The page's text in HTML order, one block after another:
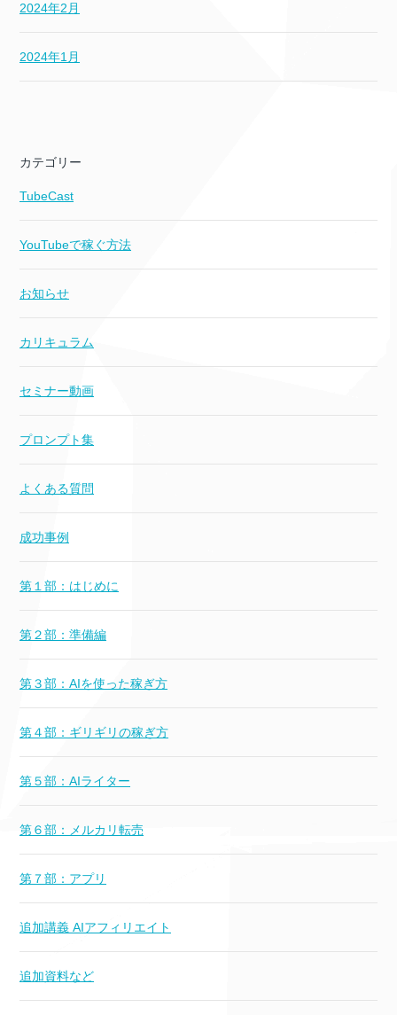
2024年2月
2024年1月
カテゴリー
TubeCast
YouTubeで稼ぐ方法
お知らせ
カリキュラム
セミナー動画
プロンプト集
よくある質問
成功事例
第１部：はじめに
第２部：準備編
第３部：AIを使った稼ぎ方
第４部：ギリギリの稼ぎ方
第５部：AIライター
第６部：メルカリ転売
第７部：アプリ
追加講義 AIアフィリエイト
追加資料など